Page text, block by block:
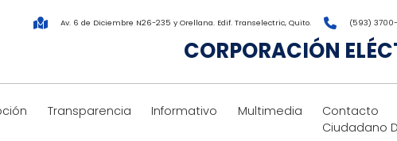
Av. 6 de Diciembre N26-235 y Orellana. Edif. Transelectric, Quito. (593)
CORPORACIÓN
Transparencia Informativo Multimedia
Contacto
Ciudadano